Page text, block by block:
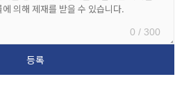
0 / 300